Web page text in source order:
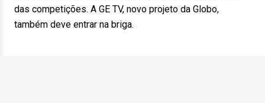
das competições. A GE TV, novo projeto da Globo,
também deve entrar na briga.